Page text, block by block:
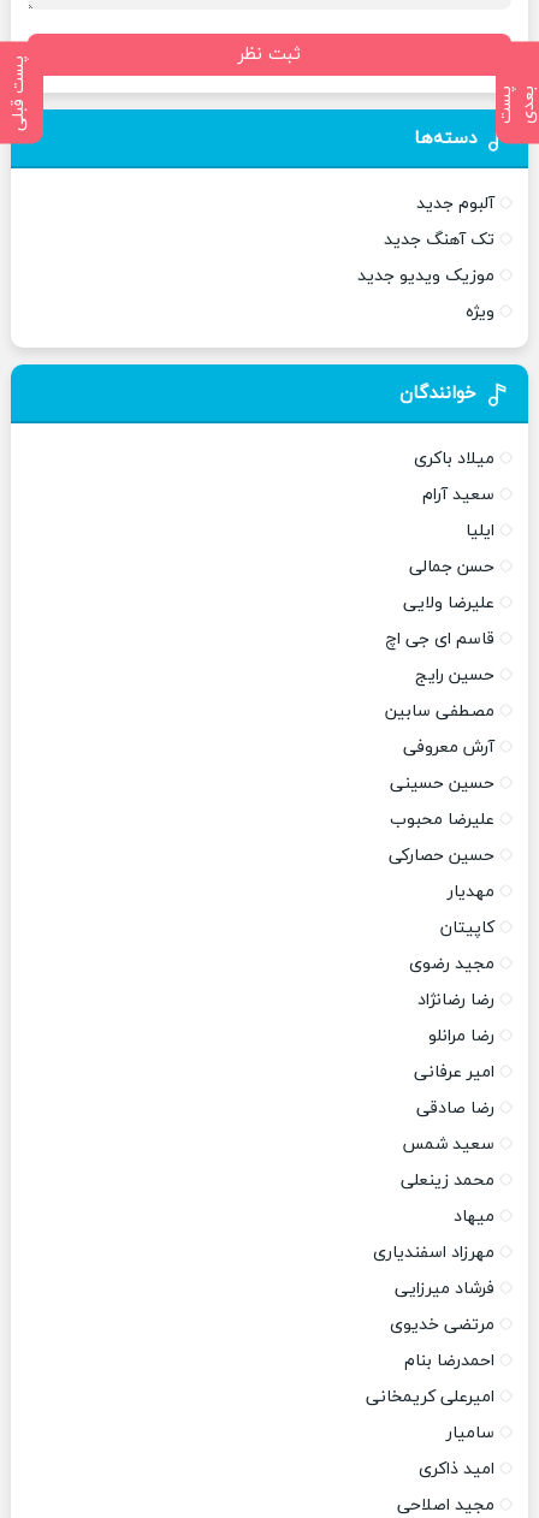
پ
س
ت
ب
ع
د ی پست قبلی
ثبت نظر
دسته‌ها
آلبوم جدید
تک آهنگ جدید
موزیک ویدیو جدید
ویژه
خوانندگان
میلاد باکری
سعید آرام
ایلیا
حسن جمالی
علیرضا ولایی
قاسم ای جی اچ
حسین رایج
مصطفی سابین
آرش معروفی
حسین حسینی
علیرضا محبوب
حسین حصارکی
مهدیار
کاپیتان
مجید رضوی
رضا رضانژاد
رضا مرانلو
امیر عرفانی
رضا صادقی
سعید شمس
محمد زینعلی
میهاد
مهرزاد اسفندیاری
فرشاد میرزایی
مرتضی خدیوی
احمدرضا بنام
امیرعلی کریمخانی
سامیار
امید ذاکری
مجید اصلاحی